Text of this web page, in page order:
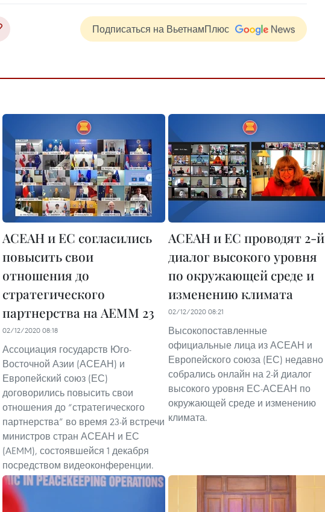
Подписаться на ВьетнамПлюс
АСЕАН и ЕС согласились
повысить свои
отношения до
стратегического
партнерства на AEMM 23
02/12/2020 08:18
Ассоциация государств Юго-
Восточной Азии (АСЕАН) и
Европейский союз (ЕС)
договорились повысить свои
отношения до “стратегического
партнерства” во время 23-й встречи
министров стран АСЕАН и ЕС
(AEMM), состоявшейся 1 декабря
посредством видеоконференции.
АСЕАН и ЕС проводят 2-й
диалог высокого уровня
по окружающей среде и
изменению климата
02/12/2020 08:21
Высокопоставленные
официальные лица из АСЕАН и
Европейского союза (ЕС) недавно
собрались онлайн на 2-й диалог
высокого уровня ЕС-АСЕАН по
окружающей среде и изменению
климата.